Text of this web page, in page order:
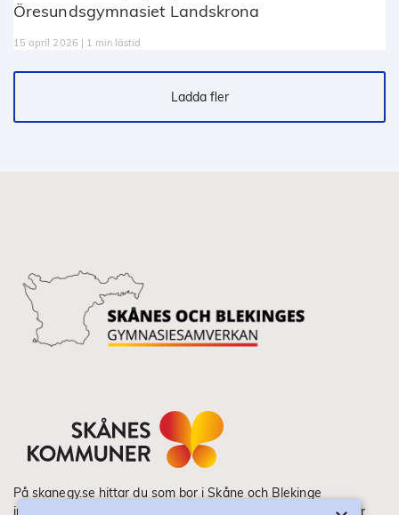
Öresundsgymnasiet Landskrona
15 april 2026 | 1 min lästid
Ladda fler
På skanegy.se hittar du som bor i Skåne och Blekinge
information om ditt gymnasieval. Här ser du vilka utbildningar